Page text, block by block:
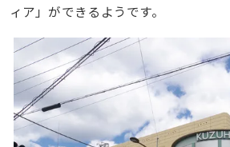
ィア」ができるようです。